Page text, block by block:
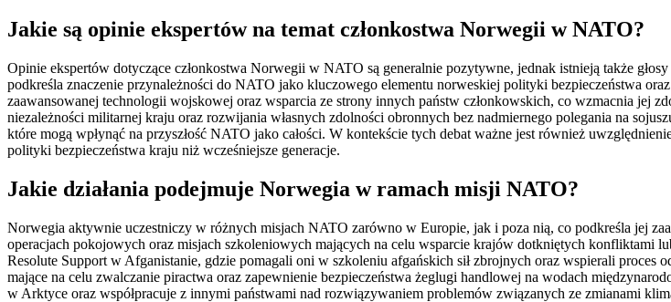
Jakie są opinie ekspertów na temat członkostwa Norwegii w NATO?
Opinie ekspertów dotyczące członkostwa Norwegii w NATO są generalnie pozytywne, jednak istnieją także
podkreśla znaczenie przynależności do NATO jako kluczowego elementu norweskiej polityki bezpieczeństwa
zaawansowanej technologii wojskowej oraz wsparcia ze strony innych państw członkowskich, co wzmacnia jej
niezależności militarnej kraju oraz rozwijania własnych zdolności obronnych bez nadmiernego polegania na
które mogą wpłynąć na przyszłość NATO jako całości. W kontekście tych debat ważne jest również
polityki bezpieczeństwa kraju niż wcześniejsze generacje.
Jakie działania podejmuje Norwegia w ramach misji NATO?
Norwegia aktywnie uczestniczy w różnych misjach NATO zarówno w Europie, jak i poza nią, co podkreśla jej
operacjach pokojowych oraz misjach szkoleniowych mających na celu wsparcie krajów dotkniętych konfliktami
Resolute Support w Afganistanie, gdzie pomagali oni w szkoleniu afgańskich sił zbrojnych oraz wspierali
mające na celu zwalczanie piractwa oraz zapewnienie bezpieczeństwa żeglugi handlowej na wodach
w Arktyce oraz współpracuje z innymi państwami nad rozwiązywaniem problemów związanych ze zmianami